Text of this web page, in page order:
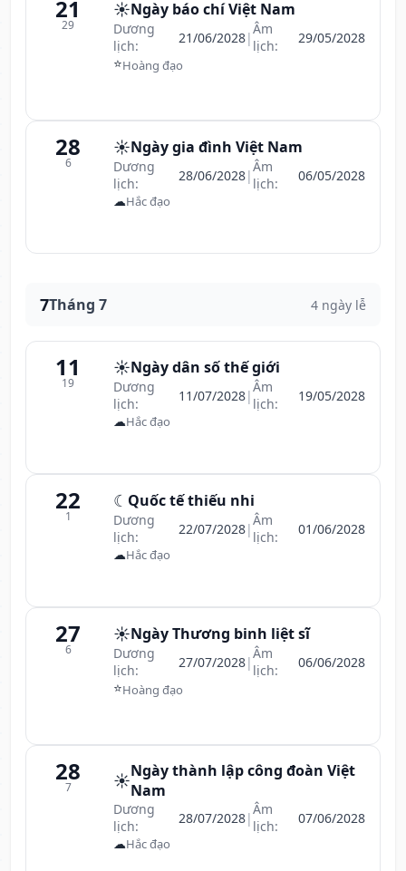
21
29
☀️Ngày báo chí Việt Nam
Dương
lịch:
21/06/2028|Âm
lịch:
29/05/2028
⭐Hoàng đạo
28
6
☀️Ngày gia đình Việt Nam
Dương
lịch:
28/06/2028|Âm
lịch:
06/05/2028
☁Hắc đạo
7Tháng 7 4 ngày lễ
11
19
☀️Ngày dân số thế giới
Dương
lịch:
11/07/2028|Âm
lịch:
19/05/2028
☁Hắc đạo
22
1
☾ Quốc tế thiếu nhi
Dương
lịch:
22/07/2028|Âm
lịch:
01/06/2028
☁Hắc đạo
27
6
☀️Ngày Thương binh liệt sĩ
Dương
lịch:
27/07/2028|Âm
lịch:
06/06/2028
⭐Hoàng đạo
28
7 ☀️Ngày thành lập công đoàn Việt
Nam
Dương
lịch:
28/07/2028|Âm
lịch:
07/06/2028
☁Hắc đạo